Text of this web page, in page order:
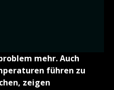
mehr. Auch
führen zu
zeigen